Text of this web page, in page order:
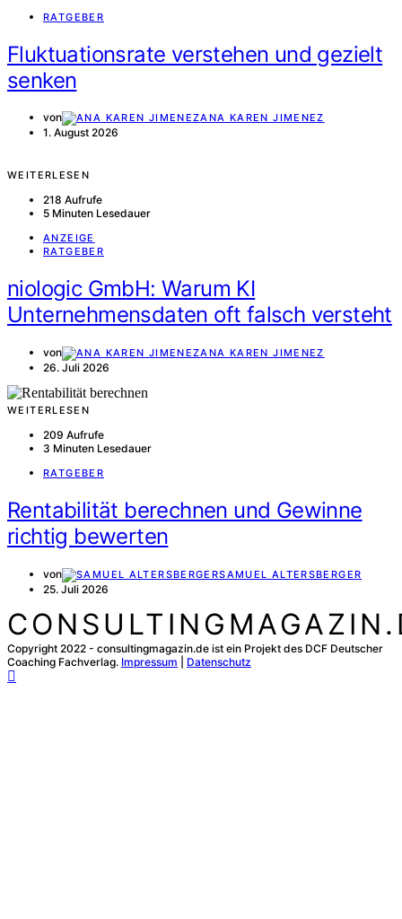
RATGEBER
Fluktuationsrate verstehen und gezielt
senken
von ANA KAREN JIMENEZ
1. August 2026
WEITERLESEN
218 Aufrufe
5 Minuten Lesedauer
ANZEIGE
RATGEBER
niologic GmbH: Warum KI
Unternehmensdaten oft falsch versteht
von ANA KAREN JIMENEZ
26. Juli 2026
WEITERLESEN
209 Aufrufe
3 Minuten Lesedauer
RATGEBER
Rentabilität berechnen und Gewinne
richtig bewerten
von SAMUEL ALTERSBERGER
25. Juli 2026
Copyright 2022 - consultingmagazin.de ist ein Projekt des DCF Deutscher
Coaching Fachverlag. Impressum Datenschutz